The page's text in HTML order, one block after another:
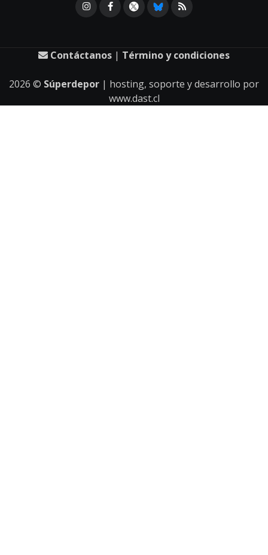
Contáctanos | Término y condiciones
2026 © Súperdepor | hosting, soporte y desarrollo por
www.dast.cl